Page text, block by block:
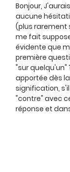
Bonjour,
aucune
(plus rarement
me fait
évidente que
première
"sur quelqu'un"
apportée dès
signification,
"contre" avec
réponse et